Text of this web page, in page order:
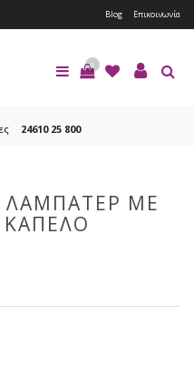
Blog Επικοινωνία
0
24610 25 800
ΛΑΜΠΑΤΕΡ ΜΕ